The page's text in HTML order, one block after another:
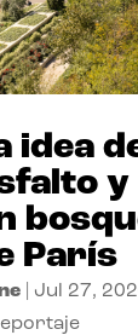
idea
y
París
| Jul 27,